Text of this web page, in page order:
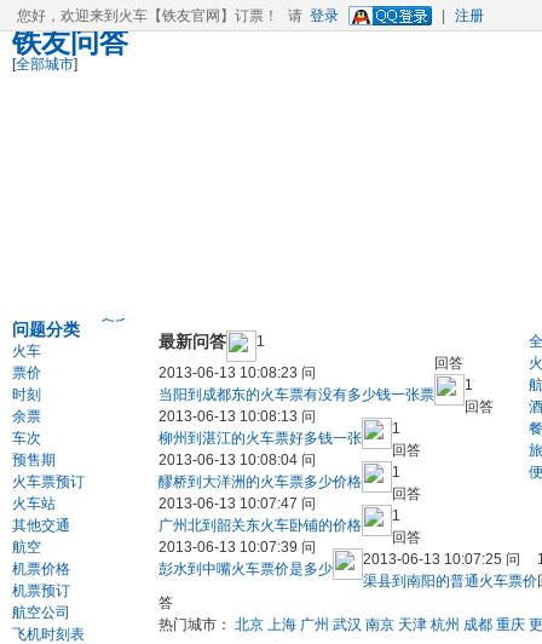
您好，欢迎来到 火车 【铁友官网】 订票 ！ 请 登录 注册
铁友问答
[全部城市]
问题分类
更多>>
火车
票价
时刻
余票
车次
预售期
火车票预订
火车站
其他交通
航空
机票价格
机票预订
航空公司
飞机时刻表
最新问答
2013-06-13 10:08:23 问
当阳到成都东的火车票有没有多少钱一张票
1
回答
2013-06-13 10:08:13 问
柳州到湛江的火车票好多钱一张
1
回答
2013-06-13 10:08:04 问
醪桥到大洋洲的火车票多少价格
1
回答
2013-06-13 10:07:47 问
广州北到韶关东火车卧铺的价格
1
回答
2013-06-13 10:07:39 问
彭水到中嘴火车票价是多少
1
回答
2013-06-13 10:07:25 问
渠县到南阳的普通火车票价
答
热门城市： 北京 上海 广州 武汉 南京 天津 杭州 成都 重庆